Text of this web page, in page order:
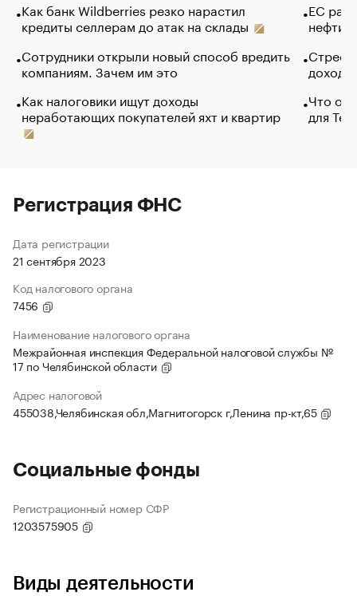
Как банк Wildberries резко нарастил
кредиты селлерам до атак на склады
Сотрудники открыли новый способ вредить
компаниям. Зачем им это
Как налоговики ищут доходы
неработающих покупателей яхт и квартир
ЕС
нефти
Что
для
Регистрация ФНС
Дата регистрации
21 сентября 2023
Код налогового органа
7456
Наименование налогового органа
Межрайонная инспекция Федеральной налоговой службы №
17 по Челябинской области
Адрес налоговой
455038,Челябинская обл,Магнитогорск г,Ленина пр-кт,65
Социальные фонды
Регистрационный номер СФР
1203575905
Виды деятельности